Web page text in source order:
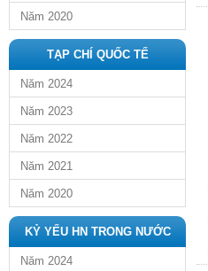
Năm 2020
TẠP CHÍ QUỐC TẾ
Năm 2024
Năm 2023
Năm 2022
Năm 2021
Năm 2020
KỶ YẾU HN TRONG NƯỚC
Năm 2024